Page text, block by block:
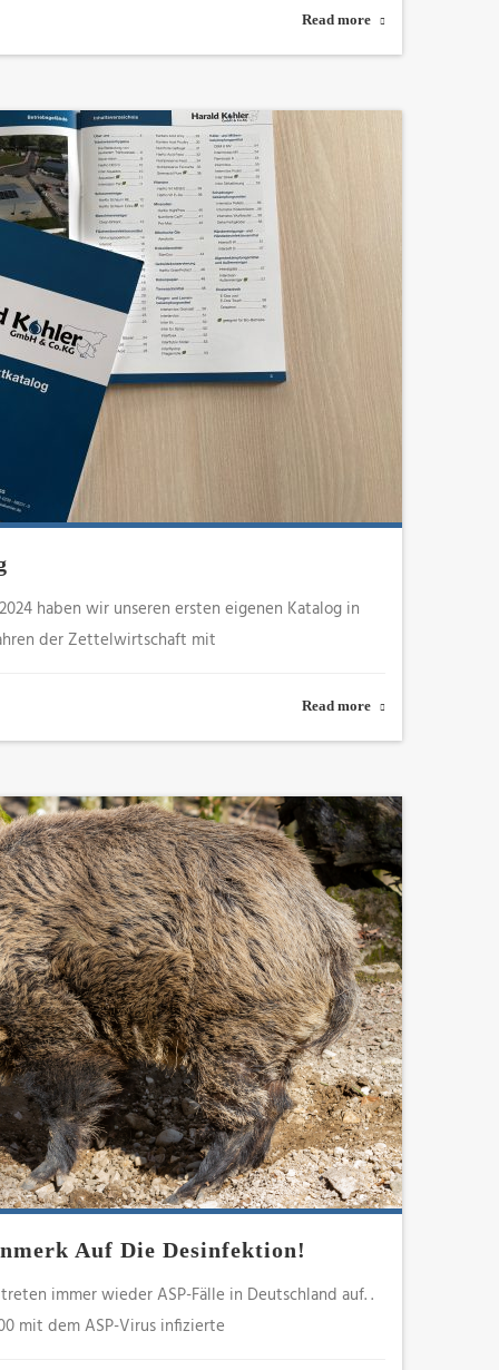
Read more
haben wir unseren ersten eigenen Katalog in
der Zettelwirtschaft mit
Read more
Auf Die Desinfektion!
immer wieder ASP-Fälle in Deutschland auf. .
mit dem ASP-Virus infizierte